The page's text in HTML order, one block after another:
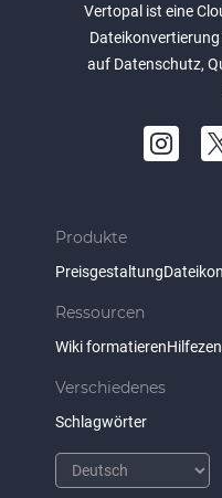
Vertopal ist eine
auf Datenschutz,
Produkte
Preisgestaltung
Ressourcen
Wiki formatieren
Verschiedenes
Schlagwörter